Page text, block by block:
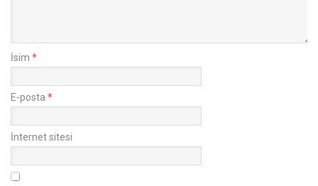
İsim *
E-posta *
İnternet sitesi